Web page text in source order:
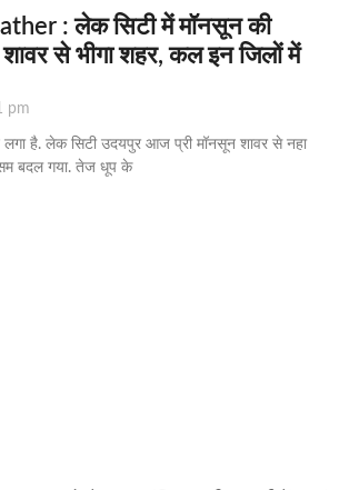
: लेक सिटी में मॉनसून की
शावर से भीगा शहर, कल इन जिलों में
pm
है. लेक सिटी उदयपुर आज प्री मॉनसून शावर से नहा
बदल गया. तेज धूप के